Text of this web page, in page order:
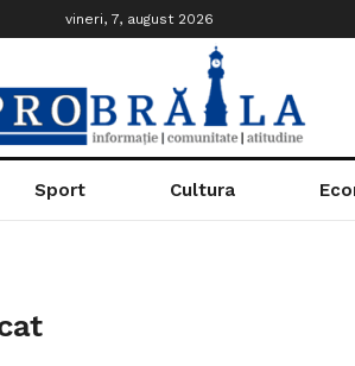
vineri, 7, august 2026
Sport Cultura